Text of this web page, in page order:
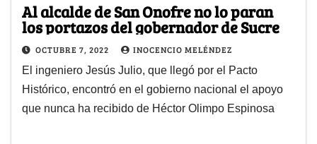
Al alcalde de San Onofre no lo paran
los portazos del gobernador de Sucre
OCTUBRE 7, 2022 INOCENCIO MELÉNDEZ
El ingeniero Jesús Julio, que llegó por el Pacto
Histórico, encontró en el gobierno nacional el apoyo
que nunca ha recibido de Héctor Olimpo Espinosa